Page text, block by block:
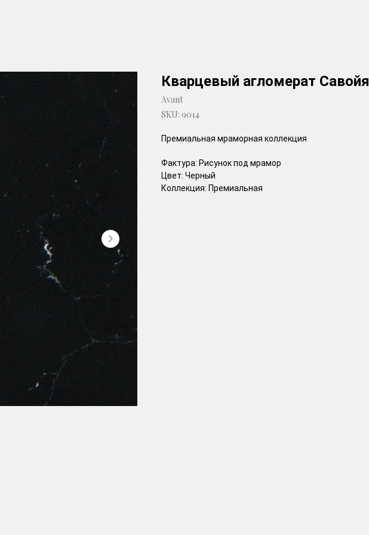
Кварцевый агломерат Савойя
Avant
SKU: 9014
Премиальная мраморная коллекция
Фактура: Рисунок под мрамор
Цвет: Черный
Коллекция: Премиальная